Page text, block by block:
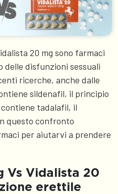
20 mg sono farmaci
disfunzioni sessuali
ricerche, anche dalle
sildenafil, il principio
tadalafil, il
questo confronto
per aiutarvi a prendere
Vs Vidalista 20
erettile